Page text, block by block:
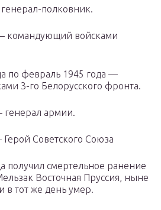
полковник.
командующий войсками
по февраль 1945 года —
3-го Белорусского фронта.
генерал армии.
Советского Союза
получил смертельное ранение
Восточная Пруссия, ныне
тот же день умер.